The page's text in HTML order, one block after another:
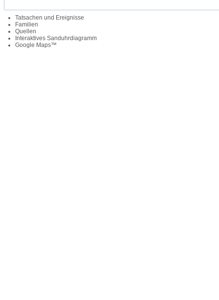
Tatsachen und Ereignisse
Familien
Quellen
Interaktives Sanduhrdiagramm
Google Maps™